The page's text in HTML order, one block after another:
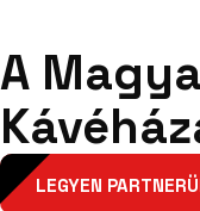
A
LEGYEN